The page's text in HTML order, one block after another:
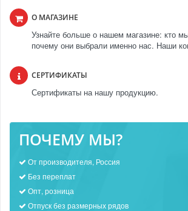
О МАГАЗИНЕ
Узнайте больше о нашем магазине: кто
почему они выбрали именно нас. Наши
СЕРТИФИКАТЫ
Сертификаты на нашу продукцию.
ПОЧЕМУ МЫ?
От производителя, Россия
Без переплат
Опт, розница
Отпуск без размерных рядов